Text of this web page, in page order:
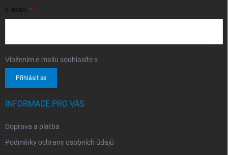
E-MAIL
Vložením e-mailu souhlasíte s
Přihlásit se
INFORMACE PRO VÁS
Doprava a platba
Podmínky ochrany osobních údajů